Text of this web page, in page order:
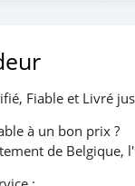
Fiable et Livré
à un bon prix ?
de